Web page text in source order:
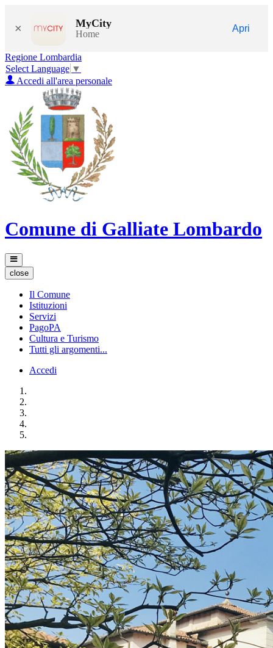
× MyCity
Home
Apri
Regione Lombardia
Select Language ▼
Accedi all'area personale
Comune di Galliate Lombardo
close
Il Comune
Istituzioni
Servizi
PagoPA
Cultura e Turismo
Tutti gli argomenti...
Accedi